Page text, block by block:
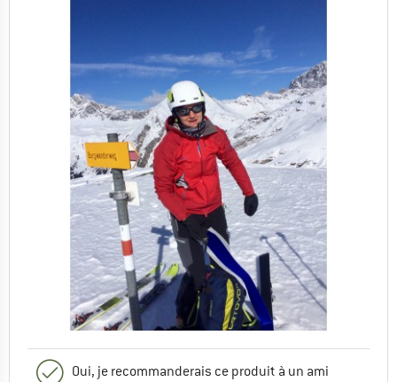
Oui, je recommanderais ce produit à un ami